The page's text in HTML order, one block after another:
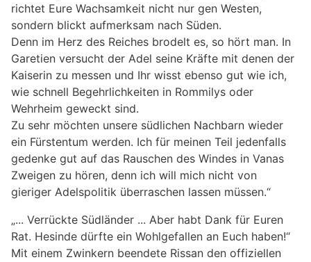
richtet Eure Wachsamkeit nicht nur gen Westen,
sondern blickt aufmerksam nach Süden.
Denn im Herz des Reiches brodelt es, so hört man. In
Garetien versucht der Adel seine Kräfte mit denen der
Kaiserin zu messen und Ihr wisst ebenso gut wie ich,
wie schnell Begehrlichkeiten in Rommilys oder
Wehrheim geweckt sind.
Zu sehr möchten unsere südlichen Nachbarn wieder
ein Fürstentum werden. Ich für meinen Teil jedenfalls
gedenke gut auf das Rauschen des Windes in Vanas
Zweigen zu hören, denn ich will mich nicht von
gieriger Adelspolitik überraschen lassen müssen.“
„... Verrückte Südländer ... Aber habt Dank für Euren
Rat. Hesinde dürfte ein Wohlgefallen an Euch haben!“
Mit einem Zwinkern beendete Rissan den offiziellen